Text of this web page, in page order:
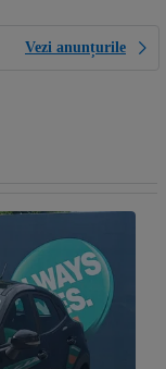
Vezi anunțurile